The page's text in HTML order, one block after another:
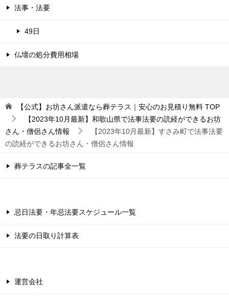
法事・法要
49日
仏壇の処分費用相場
【公式】お坊さん派遣なら葬テラス｜安心のお見積り無料 TOP
【2023年10月最新】和歌山県で法事法要の読経ができるお坊
さん・僧侶さん情報
【2023年10月最新】すさみ町で法事法要
の読経ができるお坊さん・僧侶さん情報
葬テラスの記事全一覧
忌日法要・年忌法要スケジュール一覧
法要の日取り計算表
運営会社